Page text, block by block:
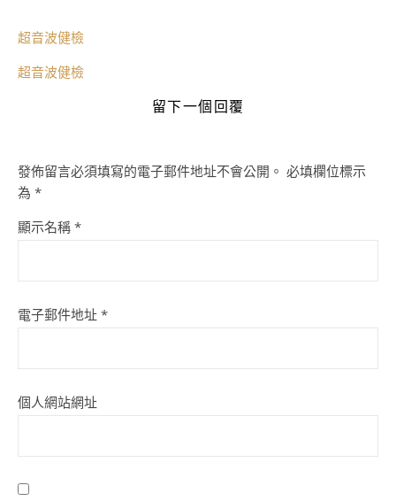
超音波健檢
超音波健檢
留下一個回覆
發佈留言必須填寫的電子郵件地址不會公開。 必填欄位標示
為 *
顯示名稱 *
電子郵件地址 *
個人網站網址